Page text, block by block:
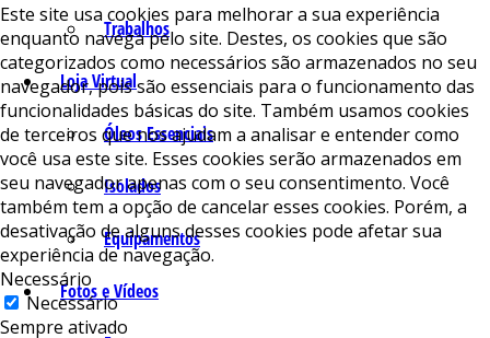
Trabalhos
Loja Virtual
Óleos Essenciais
Isolados
Equipamentos
Fotos e Vídeos
Este site usa cookies para melhorar a sua experiência
enquanto navega pelo site. Destes, os cookies que são
categorizados como necessários são armazenados no seu
navegador, pois são essenciais para o funcionamento das
funcionalidades básicas do site. Também usamos cookies
de terceiros que nos ajudam a analisar e entender como
você usa este site. Esses cookies serão armazenados em
seu navegador apenas com o seu consentimento. Você
também tem a opção de cancelar esses cookies. Porém, a
desativação de alguns desses cookies pode afetar sua
experiência de navegação.
Necessário
Necessário
Sempre ativado